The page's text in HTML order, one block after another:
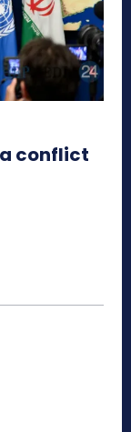
conflict